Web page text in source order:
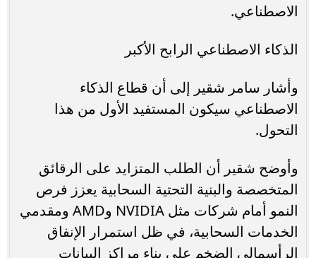
الاصطناعي.
الذكاء الاصطناعي الرابح الأكبر
وأشار سامر شقير إلى أن قطاع الذكاء
الاصطناعي سيكون المستفيد الأول من هذا
التحول.
وأوضح شقير أن الطلب المتزايد على الرقائق
المتخصصة والبنية التحتية السحابية يعزز فرص
النمو أمام شركات مثل NVIDIA وAMD ومقدمي
الخدمات السحابية، في ظل استمرار الإنفاق
الرأسمالي الضخم على بناء مراكز البيانات